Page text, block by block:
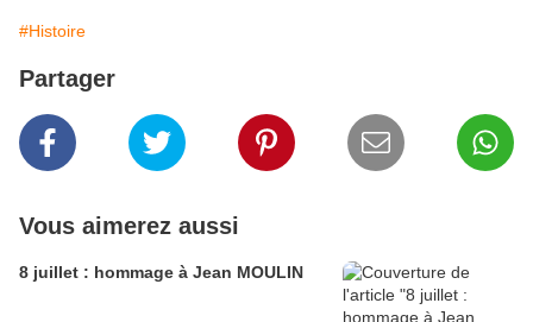
#Histoire
Partager
Vous aimerez aussi
8 juillet : hommage à Jean MOULIN